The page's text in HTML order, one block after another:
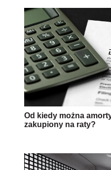
Od kiedy można
zakupiony na raty?